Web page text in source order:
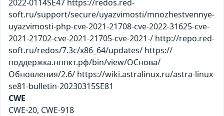
2022-0114SE47 https://redos.red-
soft.ru/support/secure/uyazvimosti/mnozhestvennye-
uyazvimosti-php-cve-2021-21708-cve-2022-31625-cve-
2021-21702-cve-2021-21705-cve-2021-/ http://repo.red-
soft.ru/redos/7.3c/x86_64/updates/ https://
поддержка.нппкт.рф/bin/view/ОСнова/
Обновления/2.6/ https://wiki.astralinux.ru/astra-linux-
se81-bulletin-20230315SE81
CWE
CWE-20, CWE-918